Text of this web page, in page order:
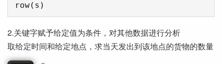
2.关键字赋予给定值为条件，对其他数据进行分析
取给定时间和给定地点，求当天发出到该地点的货物的数量